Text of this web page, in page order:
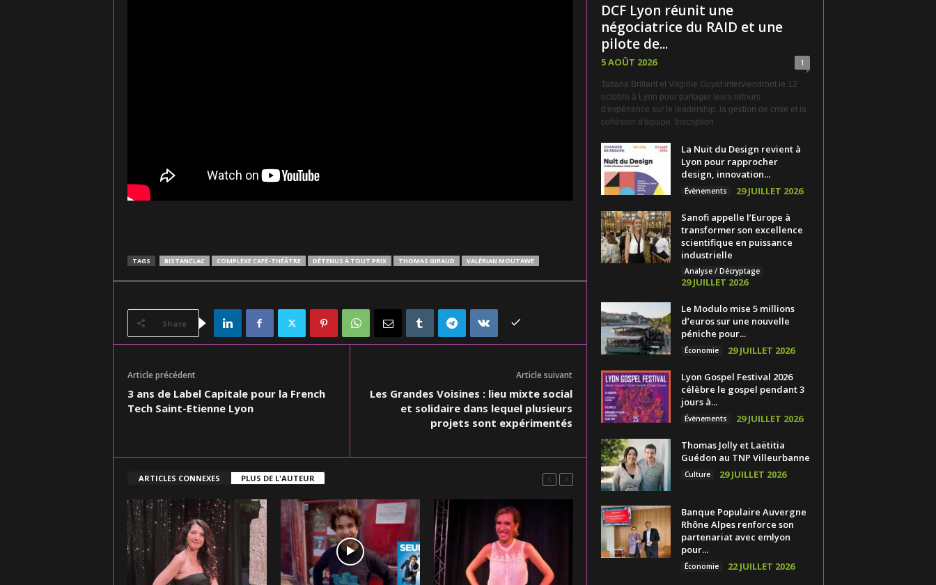
TAGS BISTANCLAC COMPLEXE CAFÉ-THÉÂTRE DÉTENUS À TOUT PRIX THOMAS GIRAUD VALÉRIAN MOUTAWE
Share
Article précédent
3 ans de Label Capitale pour la French
Tech Saint-Etienne Lyon
Article suivant
Les Grandes Voisines : lieu mixte social
et solidaire dans lequel plusieurs
projets sont expérimentés
ARTICLES CONNEXES PLUS DE L'AUTEUR
DCF Lyon réunit une
négociatrice du RAID et une
pilote de...
5 AOÛT 2026 1
Tatiana Brillant et Virginie Guyot interviendront le 12
octobre à Lyon pour partager leurs retours
d'expérience sur le leadership, la gestion de crise et la
cohésion d'équipe. Inscription
La Nuit du Design revient à
Lyon pour rapprocher
design, innovation...
Évènements 29 JUILLET 2026
Sanofi appelle l’Europe à
transformer son excellence
scientifique en puissance
industrielle
Analyse / Décryptage
29 JUILLET 2026
Le Modulo mise 5 millions
d’euros sur une nouvelle
péniche pour...
Économie 29 JUILLET 2026
Lyon Gospel Festival 2026
célèbre le gospel pendant 3
jours à...
Évènements 29 JUILLET 2026
Thomas Jolly et Laëtitia
Guédon au TNP Villeurbanne
Culture 29 JUILLET 2026
Banque Populaire Auvergne
Rhône Alpes renforce son
partenariat avec emlyon
pour...
Économie 22 JUILLET 2026